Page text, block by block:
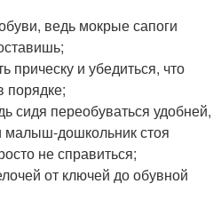
ведь мокрые сапоги
прическу и убедиться, что
порядке;
сидя переобуваться удобней,
малыш-дошкольник стоя
не справиться;
от ключей до обувной